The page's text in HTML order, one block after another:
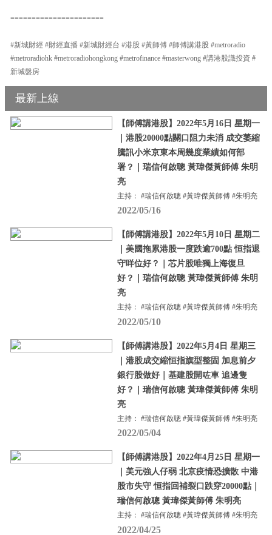
======================
#新城財經 #財經直播 #新城財經台 #港股 #黃師傅 #師傅講港股 #metroradio
#metroradiohk #metroradiohongkong #metrofinance #masterwong #講港股識投資 #
新城盤房
最新上線
【師傅講港股】2022年5月16日 星期一
｜港股20000點關口阻力未消 成交萎縮
騰訊小米京東本周幾度業績如何部
署？｜瑞信何啟聰 黃瑋傑黃師傅 朱明
亮
主持： #瑞信何啟聰 #黃瑋傑黃師傅 #朱明亮
2022/05/16
【師傅講港股】2022年5月10日 星期二
｜美國拖累港股一度跌逾700點 恒指退
守咩位好？｜芯片股唯獨上海復旦
好？｜瑞信何啟聰 黃瑋傑黃師傅 朱明
亮
主持： #瑞信何啟聰 #黃瑋傑黃師傅 #朱明亮
2022/05/10
【師傅講港股】2022年5月4日 星期三
｜港股成交縮恒指旗型整固 加息前夕
銀行股做好｜基建股開咗車 追邊隻
好？｜瑞信何啟聰 黃瑋傑黃師傅 朱明
亮
主持： #瑞信何啟聰 #黃瑋傑黃師傅 #朱明亮
2022/05/04
【師傅講港股】2022年4月25日 星期一
｜美元強人仔弱 北京疫情恐擴散 中港
股市失守 恒指回補裂口跌穿20000點｜
瑞信何啟聰 黃瑋傑黃師傅 朱明亮
主持： #瑞信何啟聰 #黃瑋傑黃師傅 #朱明亮
2022/04/25